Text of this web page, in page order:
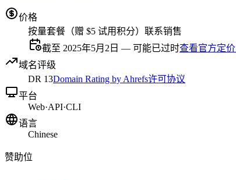
价格
按量套餐（赠 $5 试用积分） 联系销售
截至 2025年5月2日 — 可能已过时查看官方定价
域名评级
DR 13Domain Rating by Ahrefs许可协议
平台
Web·API·CLI
语言
Chinese
赞助位